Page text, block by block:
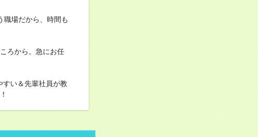
職場だから、時間も
ろから。急にお任
すい＆先輩社員が教